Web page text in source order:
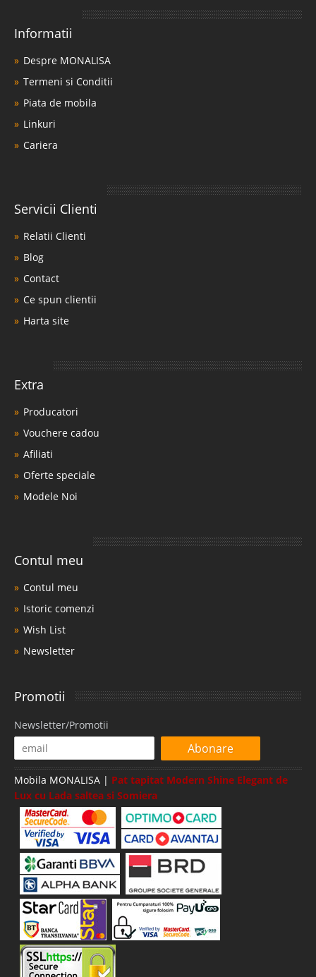
Informatii
Despre MONALISA
Termeni si Conditii
Piata de mobila
Linkuri
Cariera
Servicii Clienti
Relatii Clienti
Blog
Contact
Ce spun clientii
Harta site
Extra
Producatori
Vouchere cadou
Afiliati
Oferte speciale
Modele Noi
Contul meu
Contul meu
Istoric comenzi
Wish List
Newsletter
Promotii
Newsletter/Promotii
Abonare
Mobila MONALISA | Pat tapitat Modern Shine Elegant de
Lux cu Lada saltea si Somiera